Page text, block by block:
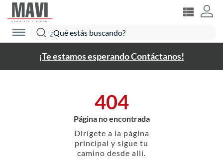
¡Te estamos esperando Contáctanos!
404
Página no encontrada
Dirígete a la página
principal y sigue tu
camino desde allí.